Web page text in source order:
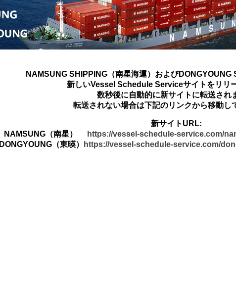
NAMSUNG SHIPPING（南星海運）およびDONGYOUNG
新しいVessel Schedule Serviceサイトをリリ
数秒後に自動的に新サイトに転送され
転送されない場合は下記のリンクから移動し
新サイトURL:
NAMSUNG（南星）
https://vessel-schedule-service.com/
DONGYOUNG（東暎）
https://vessel-schedule-service.com/